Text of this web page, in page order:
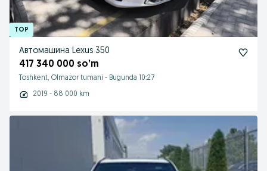
Автомашина Lexus 350
417 340 000 so’m
Toshkent, Olmazor tumani - Bugunda 10:27
2019 - 88 000 km